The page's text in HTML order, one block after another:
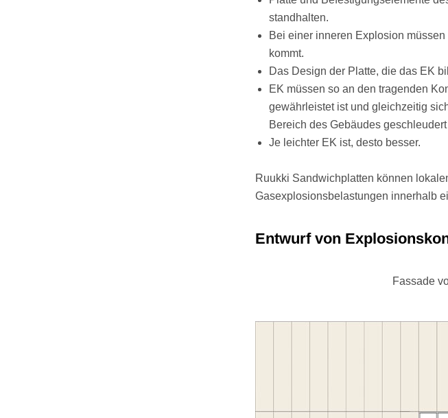
standhalten.
Bei einer inneren Explosion
kommt.
Das Design der Platte, die das EK
EK müssen so an den tragenden
gewährleistet ist und gleichzeitig
Bereich des Gebäudes
Je leichter EK ist, desto besser.
Ruukki Sandwichplatten können
Gasexplosionsbelastungen innerhalb
Entwurf von
Fassade